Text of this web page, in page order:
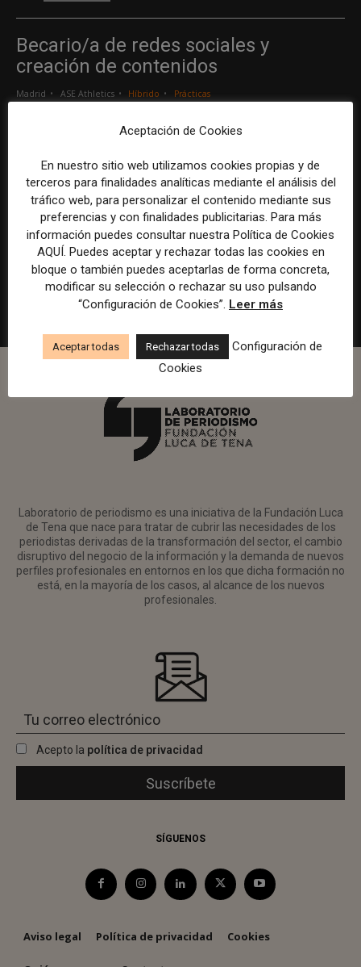
Becario/a de redes sociales y
creación de contenidos
Madrid ASE Athletics Híbrido Prácticas
Creador/a de contenidos
Barcelona Gods Brand Indefinido Tiempo completo
Responsable de marcas y patrocinios
en Watif TV
Madrid Watif Presencial Tiempo completo
Laboratorio de periodismo es una iniciativa de la Fundación Luca
de Tena que nace para tratar de cubrir las necesidades de los
periodistas derivadas de la transformación del sector, el cambio
disruptivo del negocio de la información y la demanda de nuevos
perfiles profesionales en entornos en los que dicha formación no
está, en la mayoría de los casos, al alcance de los nuevos
profesionales.
Acepto la política de privacidad
SÍGUENOS
Aviso legal Política de privacidad Cookies
Aceptación de Cookies
En nuestro sitio web utilizamos cookies propias y de
terceros para finalidades analíticas mediante el análisis del
tráfico web, para personalizar el contenido mediante sus
preferencias y con finalidades publicitarias. Para más
información puedes consultar nuestra Política de Cookies
AQUÍ. Puedes aceptar y rechazar todas las cookies en
bloque o también puedes aceptarlas de forma concreta,
modificar su selección o rechazar su uso pulsando
“Configuración de Cookies”. Leer más
Aceptar todas Rechazar todas
Configuración de
Cookies